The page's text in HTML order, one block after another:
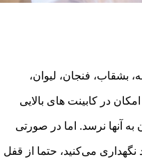
فنجان، لیوان،
در کابینت های بالایی
به آنها نرسد. اما در صورتی
این ظروف را در قفسه های پایینی خود نگهداری می‌‌‎کنید، حتما از قفل